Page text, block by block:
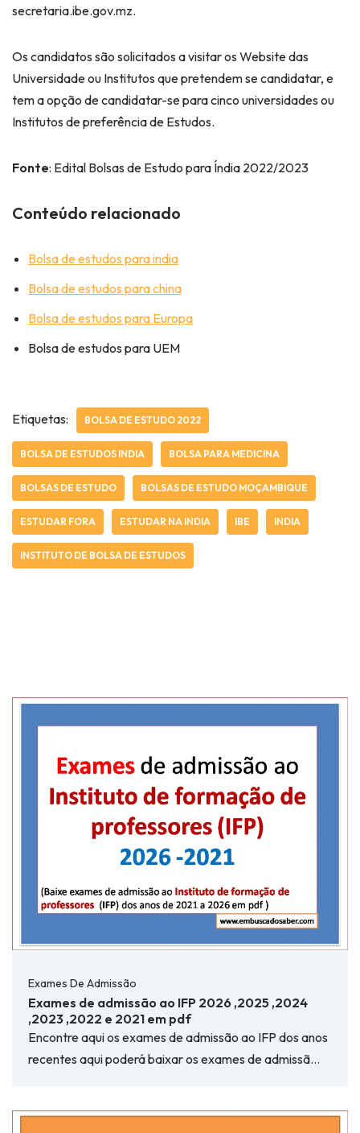
secretaria.ibe.gov.mz.
Os candidatos são solicitados a visitar os Website das
Universidade ou Institutos que pretendem se candidatar, e
tem a opção de candidatar-se para cinco universidades ou
Institutos de preferência de Estudos.
Fonte: Edital Bolsas de Estudo para Índia 2022/2023
Conteúdo relacionado
Bolsa de estudos para india
Bolsa de estudos para china
Bolsa de estudos para Europa
Bolsa de estudos para UEM
Etiquetas: BOLSA DE ESTUDO 2022
BOLSA DE ESTUDOS INDIA BOLSA PARA MEDICINA
BOLSAS DE ESTUDO BOLSAS DE ESTUDO MOÇAMBIQUE
ESTUDAR FORA ESTUDAR NA INDIA IBE INDIA
INSTITUTO DE BOLSA DE ESTUDOS
Exames De Admissão
Exames de admissão ao IFP 2026 ,2025 ,2024
,2023 ,2022 e 2021 em pdf
Encontre aqui os exames de admissão ao IFP dos anos
recentes aqui poderá baixar os exames de admissã…